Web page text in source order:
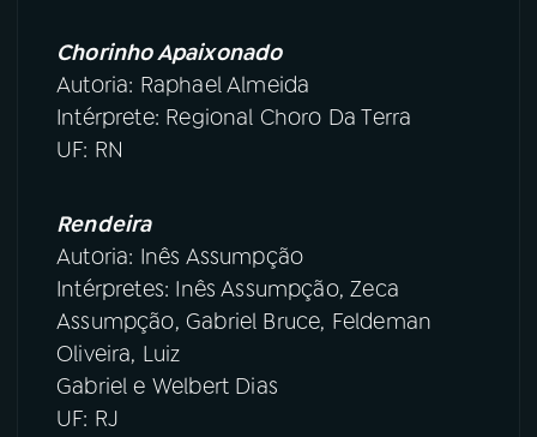
Chorinho Apaixonado
Autoria: Raphael Almeida
Intérprete: Regional Choro Da Terra
UF: RN
Rendeira
Autoria: Inês Assumpção
Intérpretes: Inês Assumpção, Zeca
Assumpção, Gabriel Bruce, Feldeman
Oliveira, Luiz
Gabriel e Welbert Dias
UF: RJ